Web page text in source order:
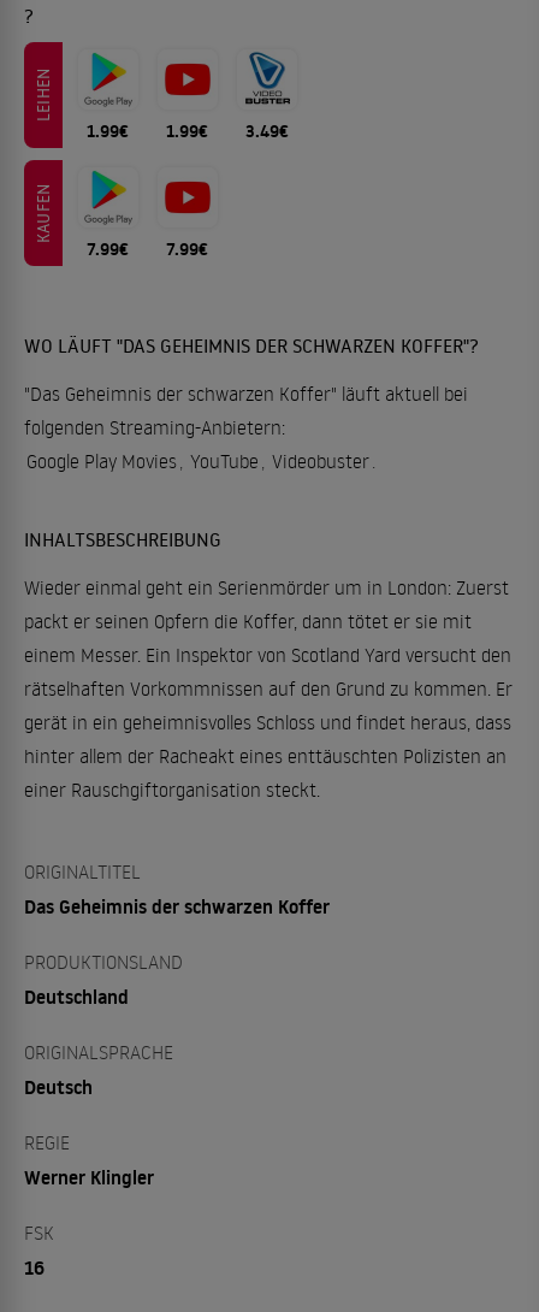
?
LEIHEN
1.99€ 1.99€ 3.49€
KAUFEN
7.99€ 7.99€
WO LÄUFT "DAS GEHEIMNIS DER SCHWARZEN KOFFER"?
"Das Geheimnis der schwarzen Koffer" läuft aktuell bei
folgenden Streaming-Anbietern:
Google Play Movies, YouTube , Videobuster.
INHALTSBESCHREIBUNG
Wieder einmal geht ein Serienmörder um in London: Zuerst
packt er seinen Opfern die Koffer, dann tötet er sie mit
einem Messer. Ein Inspektor von Scotland Yard versucht den
rätselhaften Vorkommnissen auf den Grund zu kommen. Er
gerät in ein geheimnisvolles Schloss und findet heraus, dass
hinter allem der Racheakt eines enttäuschten Polizisten an
einer Rauschgiftorganisation steckt.
ORIGINALTITEL
Das Geheimnis der schwarzen Koffer
PRODUKTIONSLAND
Deutschland
ORIGINALSPRACHE
Deutsch
REGIE
Werner Klingler
FSK
16